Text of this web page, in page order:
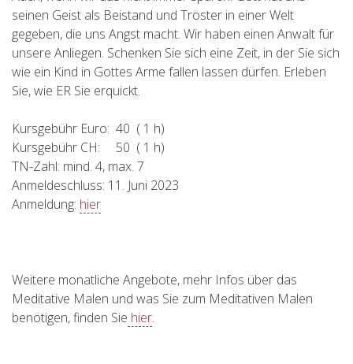
seinen Geist als Beistand und Tröster in einer Welt
gegeben, die uns Angst macht. Wir haben einen Anwalt für
unsere Anliegen. Schenken Sie sich eine Zeit, in der Sie sich
wie ein Kind in Gottes Arme fallen lassen dürfen. Erleben
Sie, wie ER Sie erquickt.
Kursgebühr Euro: 40 ( 1 h)
Kursgebühr CH: 50 ( 1 h)
TN-Zahl: mind. 4, max. 7
Anmeldeschluss: 11. Juni 2023
Anmeldung: hier
Weitere monatliche Angebote, mehr Infos über das
Meditative Malen und was Sie zum Meditativen Malen
benötigen, finden Sie hier.